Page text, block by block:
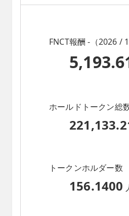
FNCT報酬 -（2026 / 1
ホールドトークン総
トークンホルダー数
156.1400